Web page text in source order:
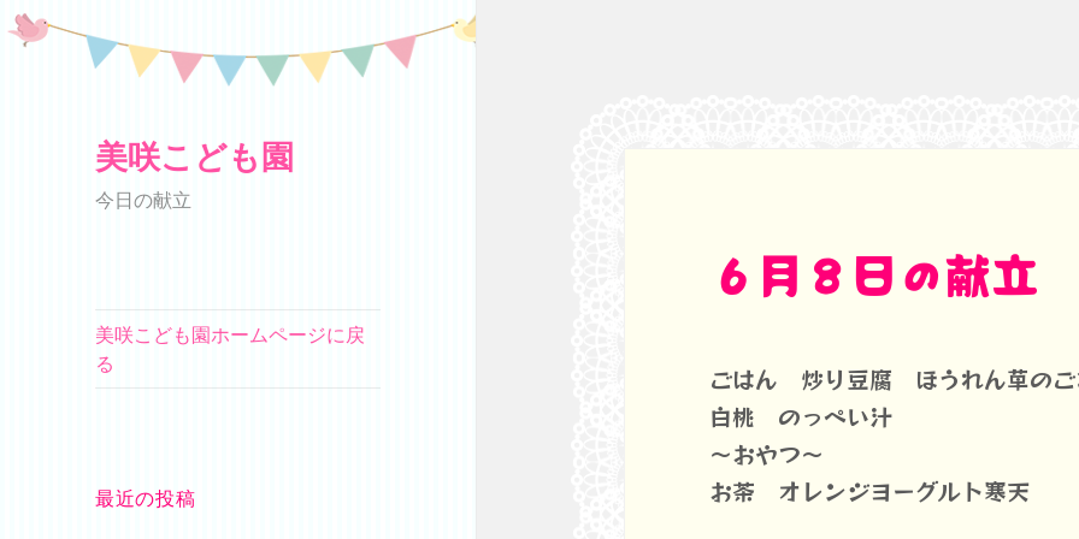
美咲こども園
今日の献立
美咲こども園ホームページに戻
る
最近の投稿
６月８日の献立
ごはん 炒り豆腐 ほうれん草のご
白桃 のっぺい汁
～おやつ～
お茶 オレンジヨーグルト寒天